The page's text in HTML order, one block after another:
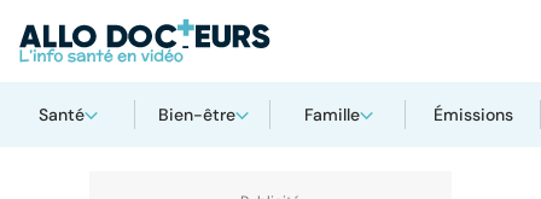
Santé Bien-être Famille Émissions